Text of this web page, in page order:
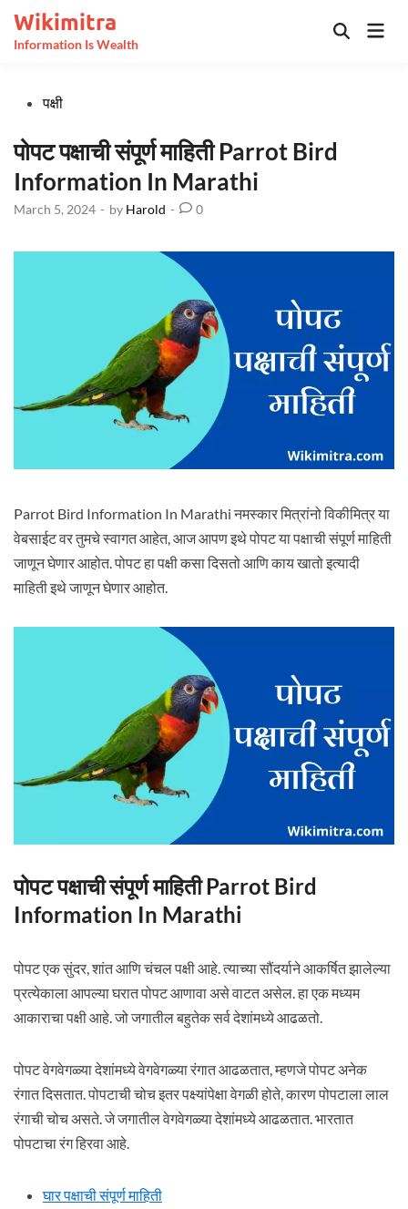
content
Wikimitra
Information Is Wealth
Open
Posted
पक्षी
पोपट पक्षाची संपूर्ण माहिती Parrot Bird
Information In Marathi
March 5, 2024 - by Harold - 0
Parrot Bird Information In Marathi नमस्कार मित्रांनो विकीमित्र या
वेबसाईट वर तुमचे स्वागत आहेत, आज आपण इथे पोपट या पक्षाची संपूर्ण माहिती
जाणून घेणार आहोत. पोपट हा पक्षी कसा दिसतो आणि काय खातो इत्यादी
माहिती इथे जाणून घेणार आहोत.
पोपट पक्षाची संपूर्ण माहिती Parrot Bird
Information In Marathi
पोपट एक सुंदर, शांत आणि चंचल पक्षी आहे. त्याच्या सौंदर्याने आकर्षित झालेल्या
प्रत्येकाला आपल्या घरात पोपट आणावा असे वाटत असेल. हा एक मध्यम
आकाराचा पक्षी आहे. जो जगातील बहुतेक सर्व देशांमध्ये आढळतो.
पोपट वेगवेगळ्या देशांमध्ये वेगवेगळ्या रंगात आढळतात, म्हणजे पोपट अनेक
रंगात दिसतात. पोपटाची चोच इतर पक्ष्यांपेक्षा वेगळी होते, कारण पोपटाला लाल
रंगाची चोच असते. जे जगातील वेगवेगळ्या देशांमध्ये आढळतात. भारतात
पोपटाचा रंग हिरवा आहे.
घार पक्षाची संपूर्ण माहिती